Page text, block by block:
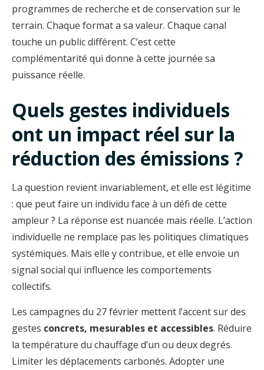
programmes de recherche et de conservation sur le
terrain. Chaque format a sa valeur. Chaque canal
touche un public différent. C’est cette
complémentarité qui donne à cette journée sa
puissance réelle.
Quels gestes individuels
ont un impact réel sur la
réduction des émissions ?
La question revient invariablement, et elle est légitime
: que peut faire un individu face à un défi de cette
ampleur ? La réponse est nuancée mais réelle. L’action
individuelle ne remplace pas les politiques climatiques
systémiques. Mais elle y contribue, et elle envoie un
signal social qui influence les comportements
collectifs.
Les campagnes du 27 février mettent l’accent sur des
gestes concrets, mesurables et accessibles. Réduire
la température du chauffage d’un ou deux degrés.
Limiter les déplacements carbonés. Adopter une